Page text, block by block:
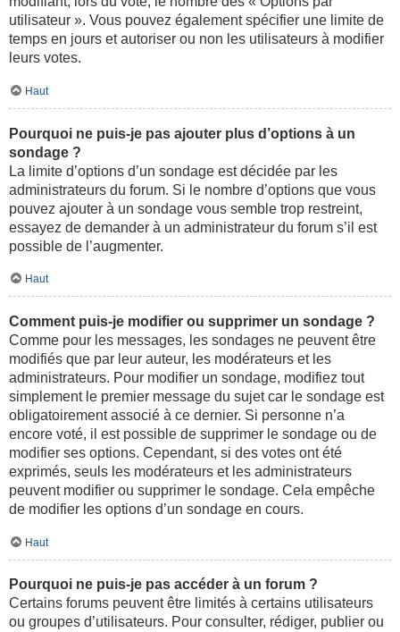
utilisateur ». Vous pouvez également spécifier une limite de
temps en jours et autoriser ou non les utilisateurs à modifier
leurs votes.
Haut
Pourquoi ne puis-je pas ajouter plus d’options à un
sondage ?
La limite d’options d’un sondage est décidée par les
administrateurs du forum. Si le nombre d’options que vous
pouvez ajouter à un sondage vous semble trop restreint,
essayez de demander à un administrateur du forum s’il est
possible de l’augmenter.
Haut
Comment puis-je modifier ou supprimer un sondage ?
Comme pour les messages, les sondages ne peuvent être
modifiés que par leur auteur, les modérateurs et les
administrateurs. Pour modifier un sondage, modifiez tout
simplement le premier message du sujet car le sondage est
obligatoirement associé à ce dernier. Si personne n’a
encore voté, il est possible de supprimer le sondage ou de
modifier ses options. Cependant, si des votes ont été
exprimés, seuls les modérateurs et les administrateurs
peuvent modifier ou supprimer le sondage. Cela empêche
de modifier les options d’un sondage en cours.
Haut
Pourquoi ne puis-je pas accéder à un forum ?
Certains forums peuvent être limités à certains utilisateurs
ou groupes d’utilisateurs. Pour consulter, rédiger, publier ou